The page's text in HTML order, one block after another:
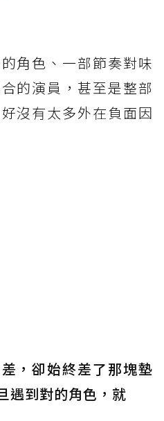
角色、一部節奏對味
的演員，甚至是整部
沒有太多外在負面因
，卻始終差了那塊墊
遇到對的角色，就